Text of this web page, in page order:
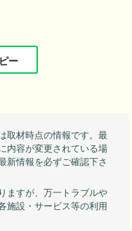
ー
取材時点の情報です。最
内容が変更されている場
新情報を必ずご確認下さ
ますが、万一トラブルや
施設・サービス等の利用